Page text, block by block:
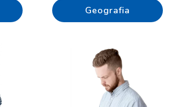
Geografia